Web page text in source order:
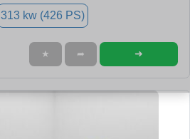
313 kw (426 PS)
★ ➦ ➜